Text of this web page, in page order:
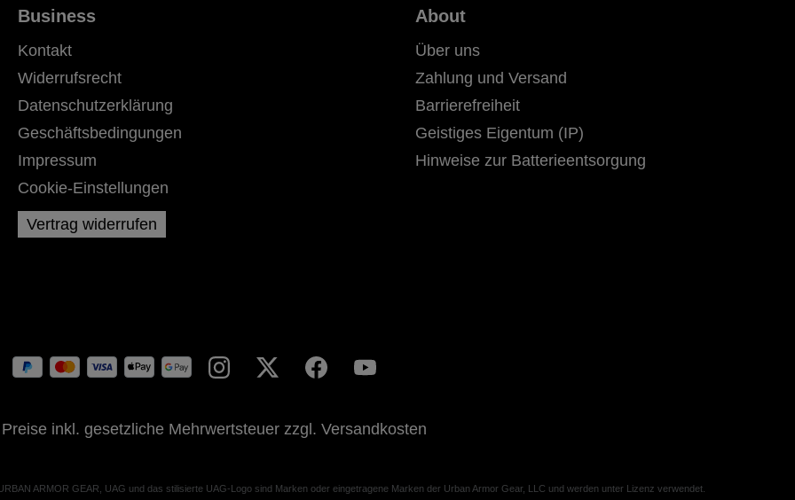
Business
Kontakt
Widerrufsrecht
Datenschutzerklärung
Geschäftsbedingungen
Impressum
Cookie-Einstellungen
Vertrag widerrufen
About
Über uns
Zahlung und Versand
Barrierefreiheit
Geistiges Eigentum (IP)
Hinweise zur Batterieentsorgung
inkl. gesetzliche Mehrwertsteuer zzgl. Versandkosten
ARMOR GEAR, UAG und das stilisierte UAG-Logo sind Marken oder eingetragene Marken der Urban Armor Gear, LLC und werden unter Lizenz verwendet.